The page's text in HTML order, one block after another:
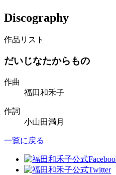
Discography
作品リスト
だいじなたからもの
作曲
福田和禾子
作詞
小山田満月
一覧に戻る